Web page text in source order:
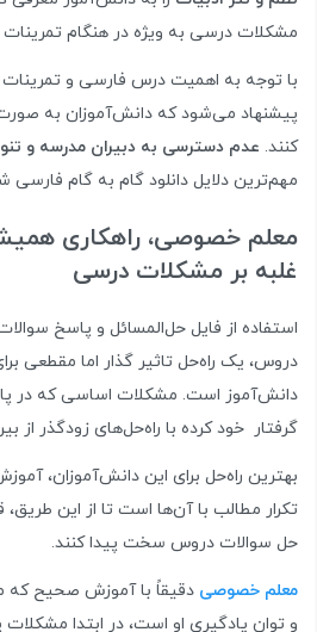
مشکلات درسی به ویژه در هنگام
با توجه به اهمیت درس فارسی و
پیشنهاد می‌شود که دانش‌آموزان به
کنند. عدم دسترسی به دبیران مدرسه و
مهم‌ترین دلایل دانلود گام به گام
معلم خصوصی، راهکاری
غلبه بر مشکلات درسی
استفاده از فایل حل‌المسائل و پاسخ
دروس، یک راه‌حل تاثیر گذار اما مقطعی
دانش‌آموز است. مشکلات اساسی که در
گرفتار خود کرده با راه‌حل‌های زودگذر از
بهترین راه‌حل برای این دانش‌آموزان،
تکرار مطالب با آن‌ها است تا از این طریق،
حل سوالات دروس سخت پیدا کنند.
معلم خصوصی دقیقاً با آموزش صحیح که
و توان یادگیری او است، در ابتدا مشکلات